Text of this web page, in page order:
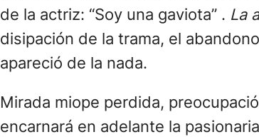
de la actriz: “Soy una gaviota” . La
disipación de la trama, el
apareció de la nada.
Mirada miope perdida,
encarnará en adelante la